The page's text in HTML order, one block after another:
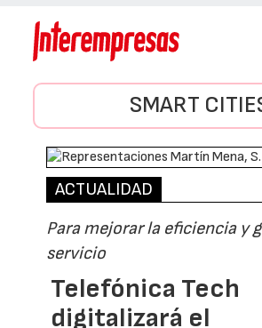
SMART
ACTUALIDAD
Para mejorar la eficiencia y
servicio
Telefónica Tech
digitalizará el